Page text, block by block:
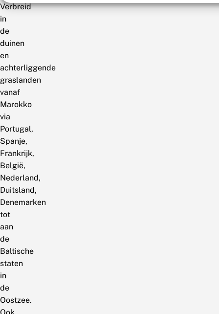
Verbreid
in
de
duinen
en
achterliggende
graslanden
vanaf
Marokko
via
Portugal,
Spanje,
Frankrijk,
België,
Nederland,
Duitsland,
Denemarken
tot
aan
de
Baltische
staten
in
de
Oostzee.